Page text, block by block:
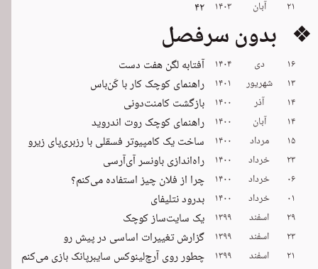
۲۱ آبان ۱۴۰۳ ۴۲
❖ بدون سرفصل
۱۶ دی ۱۴۰۴ آفتابه لگن هفت دست
۱۳ شهریور ۱۴۰۱ راهنمای کوچک کار با کَن‌باس
۱۴ آذر ۱۴۰۰ بازگشت کامنت‌دونی
۱۴ آبان ۱۴۰۰ راهنمای کوچک روت اندروید
۱۵ مرداد ۱۴۰۰ ساخت یک کامپیوتر فسقلی با رزبری‌پای زیرو
۲۳ خرداد ۱۴۰۰ راه‌اندازی باونسر آی‌آر‌سی
۰۶ خرداد ۱۴۰۰ چرا از فلان چیز استفاده می‌کنم؟
۰۱ خرداد ۱۴۰۰ بدرود نتلیفای
۲۹ اسفند ۱۳۹۹ یک سایت‌ساز کوچک
۲۳ اسفند ۱۳۹۹ گزارش تغییرات اساسی در پیش رو
۲۱ اسفند ۱۳۹۹ چطور روی آرچ‌لینوکس سایبرپانک بازی می‌کنم